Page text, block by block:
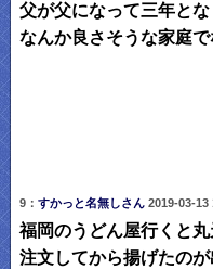
父が父になって三年とな
なんか良さそうな家庭で
9： すかっと名無しさん 2019-03-13
福岡のうどん屋行くと
注文してから揚げたの